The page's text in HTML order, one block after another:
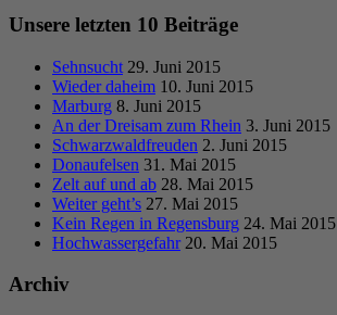
Unsere letzten 10 Beiträge
Sehnsucht 29. Juni 2015
Wieder daheim 10. Juni 2015
Marburg 8. Juni 2015
An der Dreisam zum Rhein 3. Juni 2015
Schwarzwaldfreuden 2. Juni 2015
Donaufelsen 31. Mai 2015
Zelt auf und ab 28. Mai 2015
Weiter geht’s 27. Mai 2015
Kein Regen in Regensburg 24. Mai 2015
Hochwassergefahr 20. Mai 2015
Archiv